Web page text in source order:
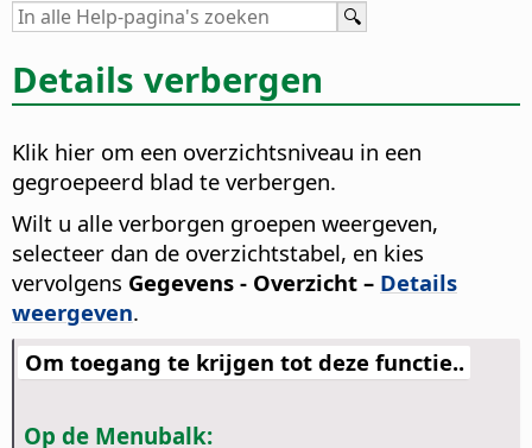
Details verbergen
Klik hier om een overzichtsniveau in een
gegroepeerd blad te verbergen.
Wilt u alle verborgen groepen weergeven,
selecteer dan de overzichtstabel, en kies
vervolgens Gegevens - Overzicht – Details
weergeven.
Om toegang te krijgen tot deze functie..
Op de Menubalk: